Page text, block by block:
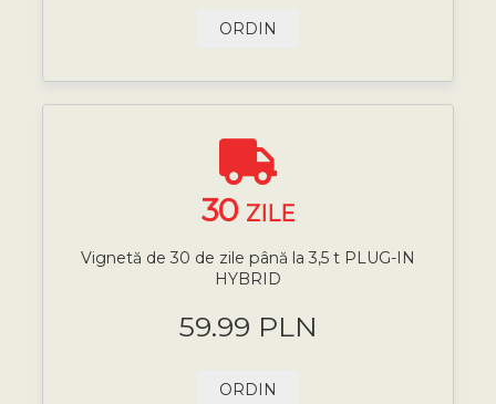
ORDIN
30 ZILE
Vignetă de 30 de zile până la 3,5 t PLUG-IN
HYBRID
59.99 PLN
ORDIN